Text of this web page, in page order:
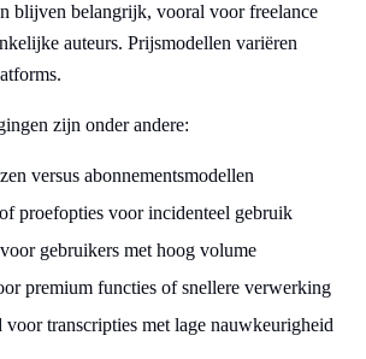
blijven belangrijk, vooral voor freelance
auteurs. Prijsmodellen variëren
zijn onder andere:
versus abonnementsmodellen
proefopties voor incidenteel gebruik
gebruikers met hoog volume
premium functies of snellere verwerking
voor transcripties met lage nauwkeurigheid